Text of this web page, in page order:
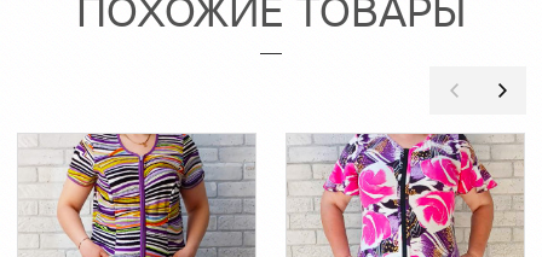
ПОХОЖИЕ ТОВАРЫ